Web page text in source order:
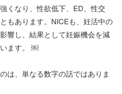
くなり、性欲低下、ED、性交
もあります。NICEも、妊活中の
響し、結果として妊娠機会を減
います。 ￼
は、単なる数字の話ではありま